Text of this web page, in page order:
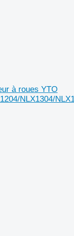
à roues YTO
NLX1304/